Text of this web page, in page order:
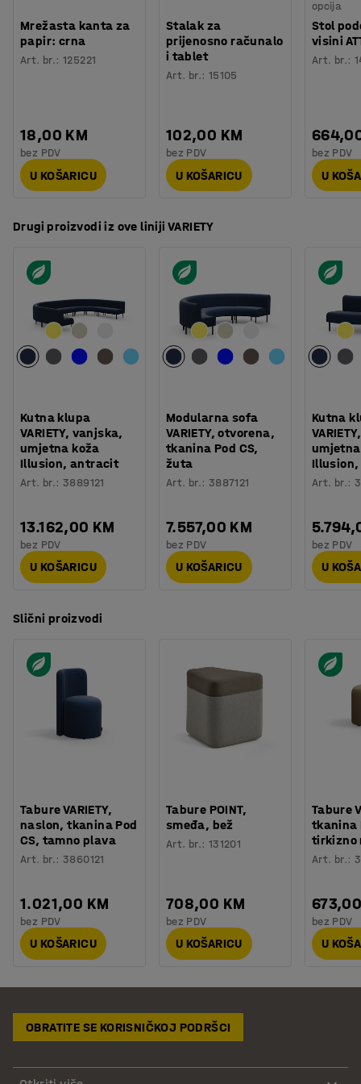
Mrežasta kanta za
papir: crna
Art. br.:125221
18,00 KM
bez PDV
U KOŠARICU
Stalak za
prijenosno računalo
i tablet
Art. br.: 15105
102,00 KM
bez PDV
U KOŠARICU
opcija
Stol
visini
Art. br.:
bez PDV
U
Drugi proizvodi iz ove liniji VARIETY
Kutna klupa
VARIETY, vanjska,
umjetna koža
Illusion, antracit
Art. br.:3889121
13.162,00 KM
bez PDV
U KOŠARICU
Modularna sofa
VARIETY, otvorena,
tkanina Pod CS,
žuta
Art. br.: 3887121
7.557,00 KM
bez PDV
U KOŠARICU
Kutna
Art. br.:
bez PDV
U
Slični proizvodi
Tabure VARIETY,
naslon, tkanina Pod
CS, tamno plava
Art. br.:3860121
1.021,00 KM
bez PDV
U KOŠARICU
Tabure POINT,
smeđa, bež
Art. br.: 131201
708,00 KM
bez PDV
U KOŠARICU
Tabure
tkanina
tirkizno
Art. br.:
bez PDV
U
OBRATITE SE KORISNIČKOJ PODRŠCI